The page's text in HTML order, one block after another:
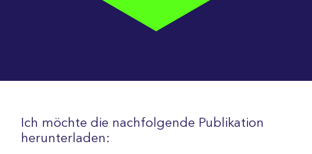
Ich möchte die nachfolgende Publikation
herunterladen: